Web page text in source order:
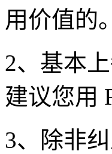
用价值的。
2、基本
建议您用
3、除非